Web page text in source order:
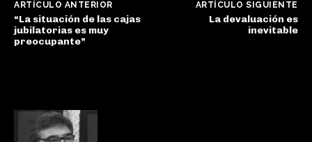
ARTÍCULO ANTERIOR
“La situación de las cajas
jubilatorias es muy
preocupante”
ARTÍCULO SIGUIENTE
La devaluación es
inevitable